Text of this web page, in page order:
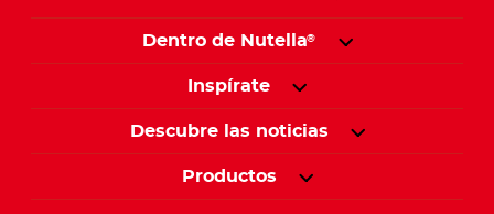
Dentro de Nutella®
Inspírate
Descubre las noticias
Productos